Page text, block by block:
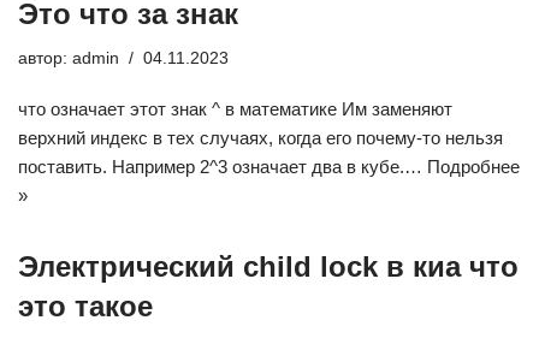
Это что за знак
автор: admin 04.11.2023
что означает этот знак ^ в математике Им заменяют
верхний индекс в тех случаях, когда его почему-то нельзя
поставить. Например 2^3 означает два в кубе.… Подробнее
»
Электрический child lock в киа что
это такое